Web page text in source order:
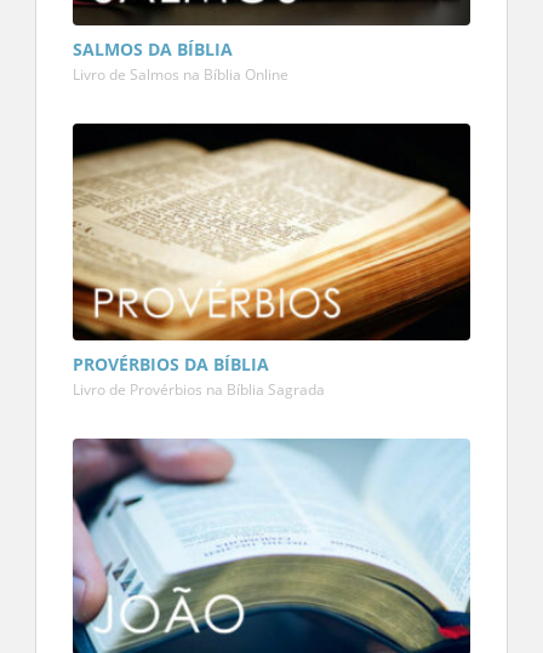
SALMOS DA BÍBLIA
Livro de Salmos na Bíblia Online
PROVÉRBIOS DA BÍBLIA
Livro de Provérbios na Bíblia Sagrada